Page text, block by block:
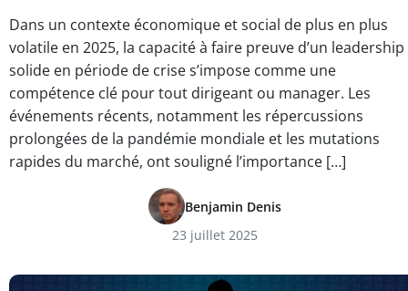
Dans un contexte économique et social de plus en plus
volatile en 2025, la capacité à faire preuve d’un leadership
solide en période de crise s’impose comme une
compétence clé pour tout dirigeant ou manager. Les
événements récents, notamment les répercussions
prolongées de la pandémie mondiale et les mutations
rapides du marché, ont souligné l’importance […]
Benjamin Denis
23 juillet 2025